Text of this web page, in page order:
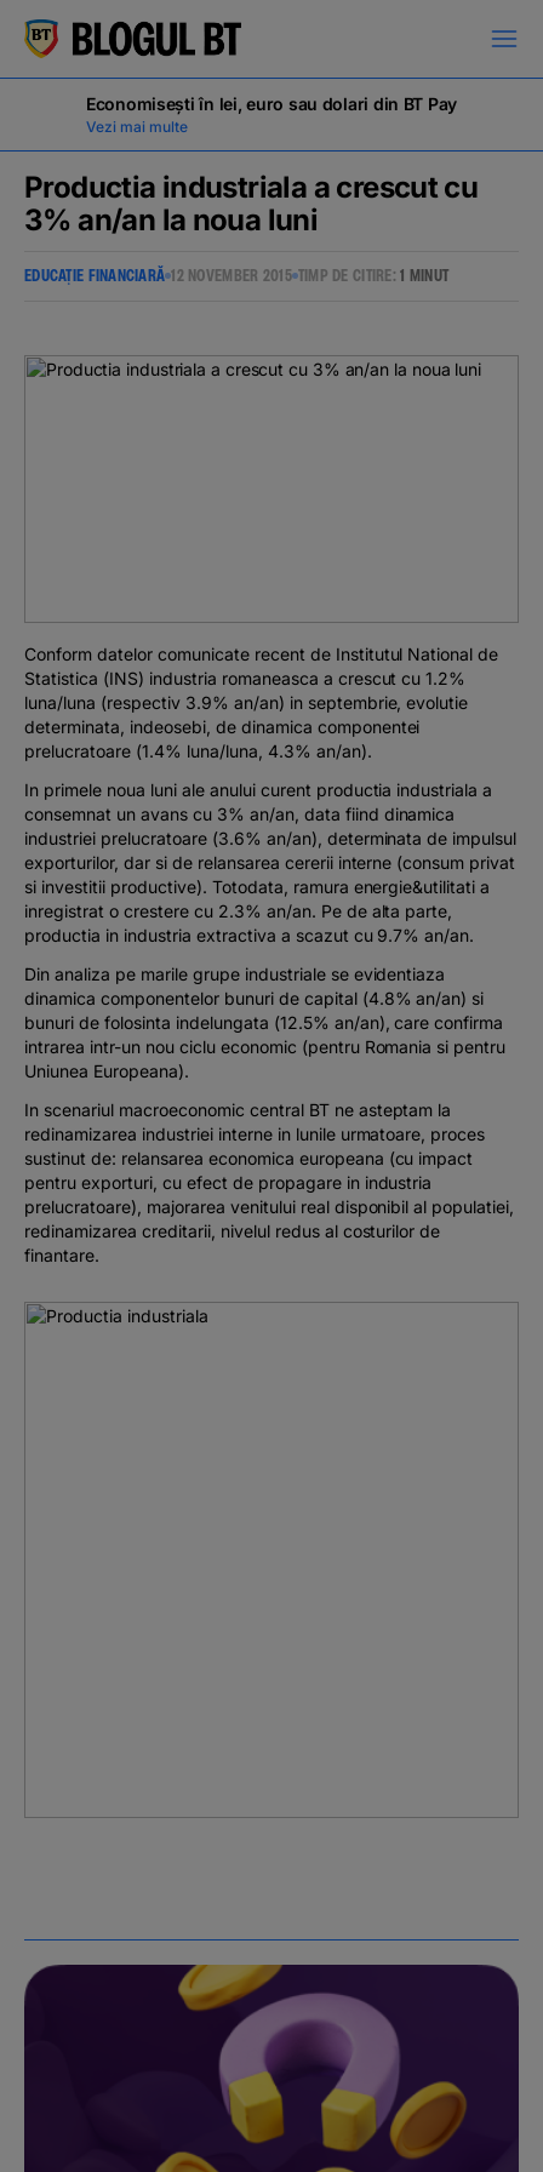
кириллица
Campanii
The MacRO Zone
Pentru antreprenori
Banking, pe relaxare
Economisești în lei, euro sau dolari din BT Pay
Vezi mai multe
Productia industriala a crescut cu
3% an/an la noua luni
EDUCAȚIE FINANCIARĂ 12 NOVEMBER 2015 TIMP DE CITIRE:1 MINUT
Conform datelor comunicate recent de Institutul National de
Statistica (INS) industria romaneasca a crescut cu 1.2%
luna/luna (respectiv 3.9% an/an) in septembrie, evolutie
determinata, indeosebi, de dinamica componentei
prelucratoare (1.4% luna/luna, 4.3% an/an).
In primele noua luni ale anului curent productia industriala a
consemnat un avans cu 3% an/an, data fiind dinamica
industriei prelucratoare (3.6% an/an), determinata de impulsul
exporturilor, dar si de relansarea cererii interne (consum privat
si investitii productive). Totodata, ramura energie&utilitati a
inregistrat o crestere cu 2.3% an/an. Pe de alta parte,
productia in industria extractiva a scazut cu 9.7% an/an.
Din analiza pe marile grupe industriale se evidentiaza
dinamica componentelor bunuri de capital (4.8% an/an) si
bunuri de folosinta indelungata (12.5% an/an), care confirma
intrarea intr-un nou ciclu economic (pentru Romania si pentru
Uniunea Europeana).
In scenariul macroeconomic central BT ne asteptam la
redinamizarea industriei interne in lunile urmatoare, proces
sustinut de: relansarea economica europeana (cu impact
pentru exporturi, cu efect de propagare in industria
prelucratoare), majorarea venitului real disponibil al populatiei,
redinamizarea creditarii, nivelul redus al costurilor de
finantare.